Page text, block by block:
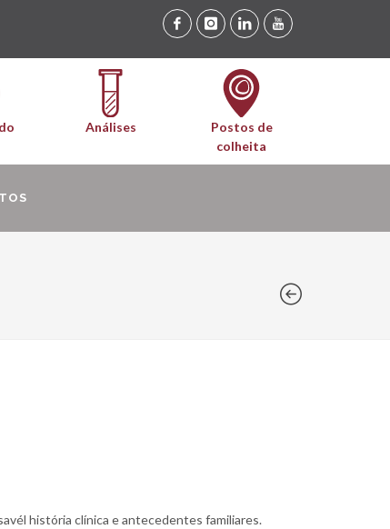
Análises
Postos de
colheita
história clínica e antecedentes familiares.